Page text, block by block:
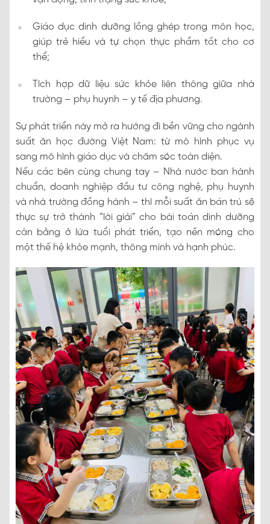
Giáo dục dinh dưỡng lồng ghép trong môn học,
giúp trẻ hiểu và tự chọn thực phẩm tốt cho cơ
thể;
Tích hợp dữ liệu sức khỏe liên thông giữa nhà
trường – phụ huynh – y tế địa phương.
Sự phát triển này mở ra hướng đi bền vững cho ngành
suất ăn học đường Việt Nam: từ mô hình phục vụ
sang mô hình giáo dục và chăm sóc toàn diện.
Nếu các bên cùng chung tay – Nhà nước ban hành
chuẩn, doanh nghiệp đầu tư công nghệ, phụ huynh
và nhà trường đồng hành – thì mỗi suất ăn bán trú sẽ
thực sự trở thành “lời giải” cho bài toán dinh dưỡng
cân bằng ở lứa tuổi phát triển, tạo nền móng cho
một thế hệ khỏe mạnh, thông minh và hạnh phúc.